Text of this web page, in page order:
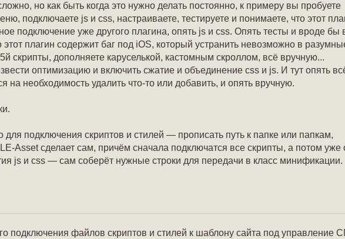
но как быть когда это нужно делать постоянно, к примеру вы пробуете
подключаете js и css, настраиваете, тестируете и понимаете, что этот
подключение уже другого плагина, опять js и css. Опять тесты и вроде бы
плагин содержит баг под iOS, который устранить невозможно в
скрипты, дополняете каруселькой, кастомным скроллом, всё вручную...
оптимизацию и включить сжатие и объединение css и js. И тут опять
на необходимость удалить что-то или добавить, и опять вручную.
подключения скриптов и стилей — прописать путь к папке или папкам,
Asset сделает сам, причём сначала подключатся все скрипты, а потом уже
js и css — сам соберёт нужные строки для передачи в класс минификации.
подключения файлов скриптов и стилей к шаблону сайта под управление